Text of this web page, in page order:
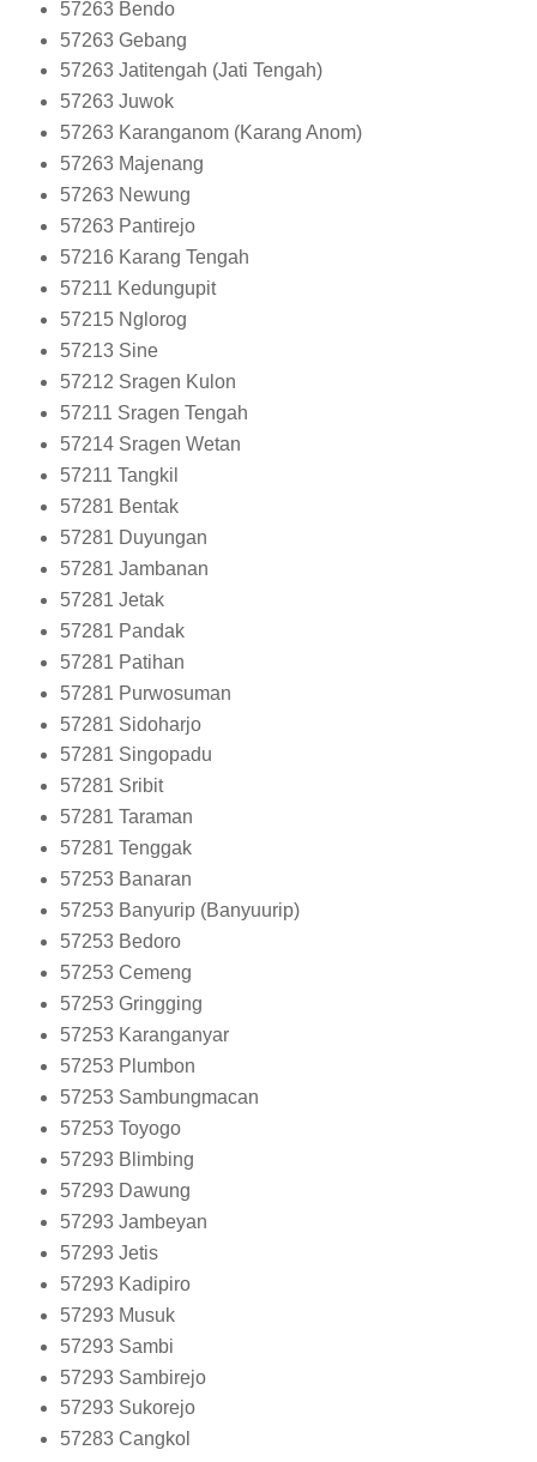
57263 Bendo
57263 Gebang
57263 Jatitengah (Jati Tengah)
57263 Juwok
57263 Karanganom (Karang Anom)
57263 Majenang
57263 Newung
57263 Pantirejo
57216 Karang Tengah
57211 Kedungupit
57215 Nglorog
57213 Sine
57212 Sragen Kulon
57211 Sragen Tengah
57214 Sragen Wetan
57211 Tangkil
57281 Bentak
57281 Duyungan
57281 Jambanan
57281 Jetak
57281 Pandak
57281 Patihan
57281 Purwosuman
57281 Sidoharjo
57281 Singopadu
57281 Sribit
57281 Taraman
57281 Tenggak
57253 Banaran
57253 Banyurip (Banyuurip)
57253 Bedoro
57253 Cemeng
57253 Gringging
57253 Karanganyar
57253 Plumbon
57253 Sambungmacan
57253 Toyogo
57293 Blimbing
57293 Dawung
57293 Jambeyan
57293 Jetis
57293 Kadipiro
57293 Musuk
57293 Sambi
57293 Sambirejo
57293 Sukorejo
57283 Cangkol